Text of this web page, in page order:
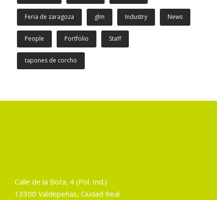
Feria de zaragoza glm Industry News
People Portfolio Staff
tapones de corcho
Calle de la Bota, 4 (Pol. Ind.)
13300 Valdepeñas, Ciudad Real